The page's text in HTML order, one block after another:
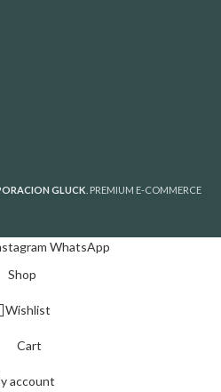
GLUCK . PREMIUM E-COMMERCE
WhatsApp
Shop
Wishlist
Cart
account